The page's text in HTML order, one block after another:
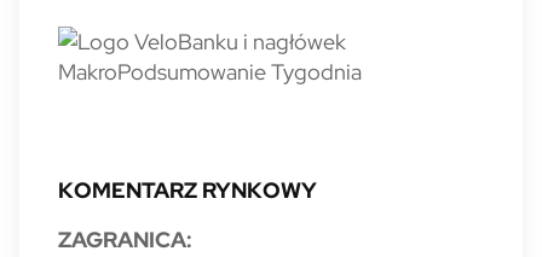
KOMENTARZ RYNKOWY
ZAGRANICA: